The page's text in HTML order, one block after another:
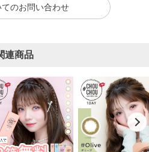
のお問い合わせ
連商品